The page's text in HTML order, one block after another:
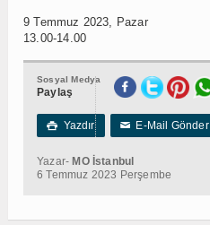
9 Temmuz 2023, Pazar
13.00-14.00
Sosyal Medya
Paylaş
 Yazdır ✉E-Mail Gönder
Yazar-MO İstanbul
6 Temmuz 2023 Perşembe